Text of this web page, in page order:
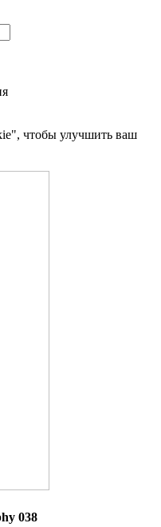
чтобы улучшить ваш
038